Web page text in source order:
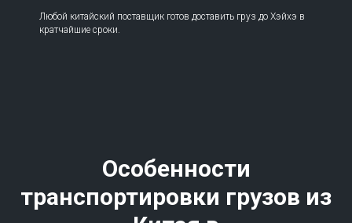
Любой китайский поставщик готов доставить груз до Хэйхэ в
кратчайшие сроки.
Особенности
транспортировки грузов из